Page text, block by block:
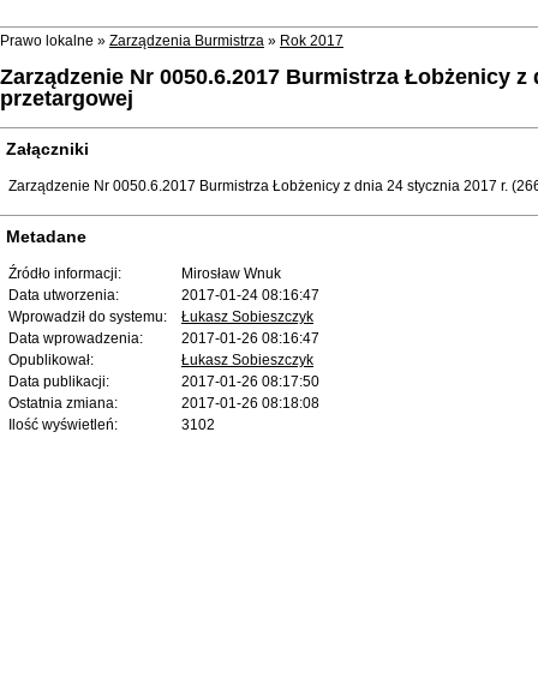
Prawo lokalne » Zarządzenia Burmistrza » Rok 2017
Zarządzenie Nr 0050.6.2017 Burmistrza Łobżenicy
przetargowej
Załączniki
Zarządzenie Nr 0050.6.2017 Burmistrza Łobżenicy z dnia 24 stycznia 2017 r.
Metadane
Źródło informacji:
Mirosław Wnuk
Data utworzenia:
2017-01-24 08:16:47
Wprowadził do systemu:
Łukasz Sobieszczyk
Data wprowadzenia:
2017-01-26 08:16:47
Opublikował:
Łukasz Sobieszczyk
Data publikacji:
2017-01-26 08:17:50
Ostatnia zmiana:
2017-01-26 08:18:08
Ilość wyświetleń:
3102